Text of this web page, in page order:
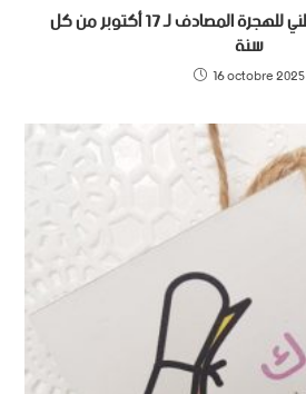
خليدا لذكرى اليوم الوطني للهجرة المصادف لـ 17 أكتوبر من كل
سنة
16 octobre 2025